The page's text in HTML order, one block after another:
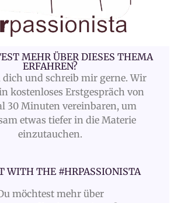
MEHR ÜBER DIESES THEMA
ERFAHREN?
und schreib mir gerne. Wir
kostenloses Erstgespräch von
30 Minuten vereinbaren, um
etwas tiefer in die Materie
einzutauchen.
WITH THE #HRPASSIONISTA
möchtest mehr über